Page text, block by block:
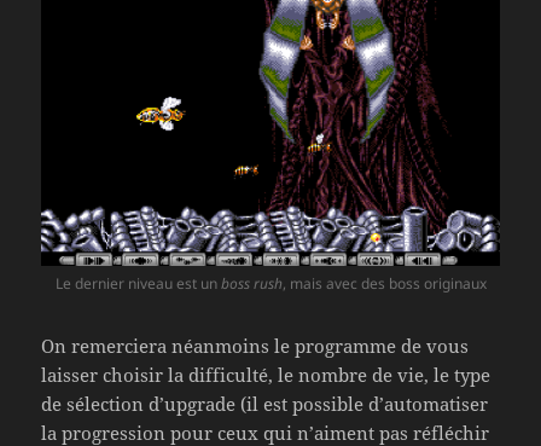
Le dernier niveau est unboss rush, mais avec des boss originaux
On remerciera néanmoins le programme de vous
laisser choisir la difficulté, le nombre de vie, le type
de sélection d’upgrade (il est possible d’automatiser
la progression pour ceux qui n’aiment pas réfléchir